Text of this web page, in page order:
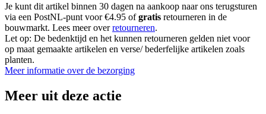
Je kunt dit artikel binnen 30 dagen na aankoop naar ons terugsturen
via een PostNL-punt voor €4.95 ofgratis retourneren in de
bouwmarkt. Lees meer overretourneren.
Let op: De bedenktijd en het kunnen retourneren gelden niet voor
op maat gemaakte artikelen en verse/ bederfelijke artikelen zoals
planten.
Meer informatie over de bezorging
Meer uit deze actie